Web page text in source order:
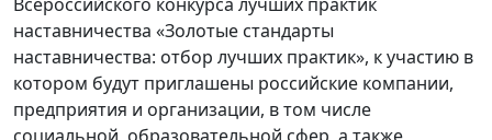
наставничества «Золотые стандарты
наставничества: отбор лучших практик», к участию в
котором будут приглашены российские компании,
предприятия и организации, в том числе